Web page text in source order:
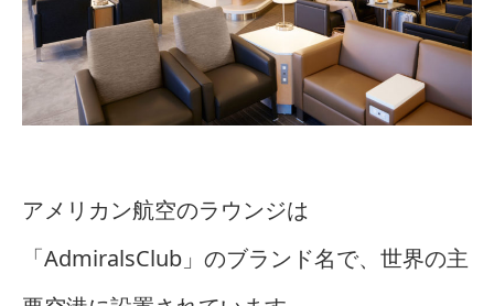
アメリカン航空のラウンジは
「AdmiralsClub」のブランド名で、世界の主